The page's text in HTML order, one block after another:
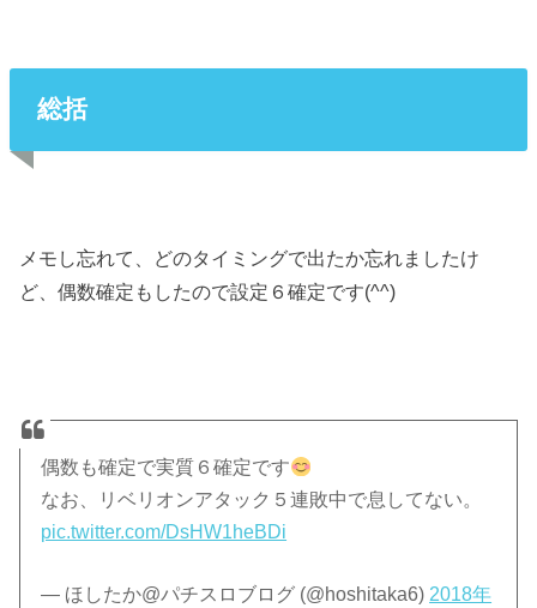
総括
メモし忘れて、どのタイミングで出たか忘れましたけ
ど、偶数確定もしたので設定６確定です(^^)
偶数も確定で実質６確定です
なお、リベリオンアタック５連敗中で息してない。
pic.twitter.com/DsHW1heBDi
— ほしたか@パチスロブログ (@hoshitaka6) 2018年